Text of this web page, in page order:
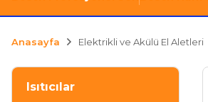
Anasayfa Elektrikli ve Akülü El Aletleri
Isıtıcılar